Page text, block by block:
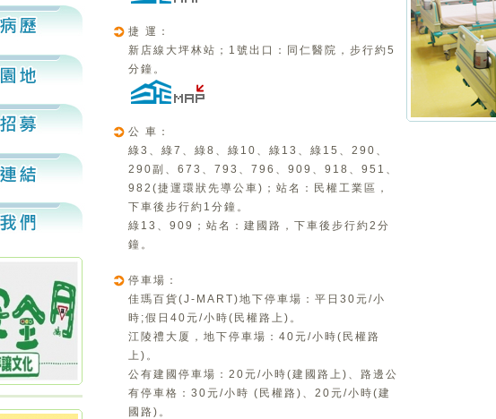
捷 運：
新店線大坪林站；1號出口：同仁醫院，步行約5
分鐘。
公 車：
綠3、綠7、綠8、綠10、綠13、綠15、290、
290副、673、793、796、909、918、951、
982(捷運環狀先導公車)；站名：民權工業區，
下車後步行約1分鐘。
綠13、909；站名：建國路，下車後步行約2分
鐘。
停車場：
佳瑪百貨(J-MART)地下停車場：平日30元/小
時;假日40元/小時(民權路上)。
江陵禮大厦，地下停車場：40元/小時(民權路
上)。
公有建國停車場：20元/小時(建國路上)、路邊公
有停車格：30元/小時 (民權路)、20元/小時(建
國路)。